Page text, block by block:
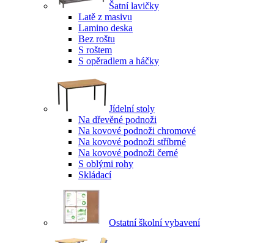
Šatní lavičky
Latě z masivu
Lamino deska
Bez roštu
S roštem
S opěradlem a háčky
Jídelní stoly
Na dřevěné podnoži
Na kovové podnoži chromové
Na kovové podnoži stříbrné
Na kovové podnoži černé
S oblými rohy
Skládací
Ostatní školní vybavení